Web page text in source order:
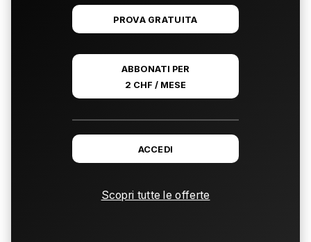
PROVA GRATUITA
ABBONATI PER
2 CHF / MESE
ACCEDI
Scopri tutte le offerte